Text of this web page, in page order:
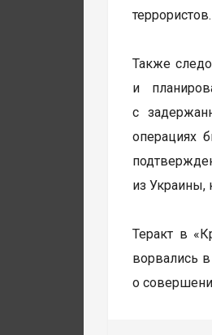
Также
и
с
операциях
из Украины,
Теракт в
ворвались
о